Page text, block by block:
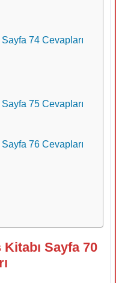
Sayfa 74 Cevapları
Sayfa 75 Cevapları
Sayfa 76 Cevapları
Kitabı Sayfa 70